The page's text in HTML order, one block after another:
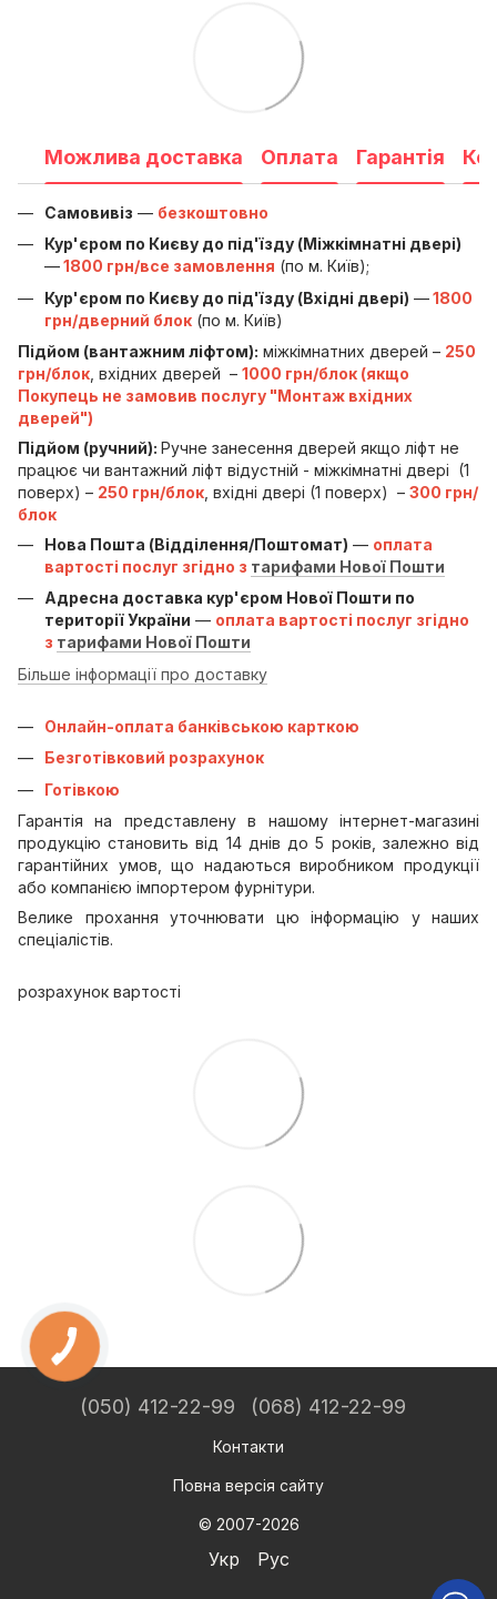
Можлива доставка Оплата Гарантія
Самовивіз — безкоштовно
Кур'єром по Києву до під'їзду (Міжкімнатні двері)
—1800 грн/все замовлення (по м. Київ);
Кур'єром по Києву до під'їзду (Вхідні двері) —1800
грн/дверний блок (по м. Київ)
Підйом (вантажним ліфтом): міжкімнатних дверей – 250
грн/блок , вхідних дверей – 1000 грн/блок (якщо
Покупець не замовив послугу "Монтаж вхідних
дверей")
Підйом (ручний): Ручне занесення дверей якщо ліфт не
працює чи вантажний ліфт відустній - міжкімнатні двері (1
поверх) – 250 грн/блок , вхідні двері (1 поверх) – 300 грн/
блок
Нова Пошта (Відділення/Поштомат) — оплата
вартості послуг згідно з тарифами Нової Пошти
Адресна доставка кур'єром Нової Пошти по
території України — оплата вартості послуг згідно
з тарифами Нової Пошти
Більше інформації про доставку
Онлайн-оплата банківською карткою
Безготівковий розрахунок
Готівкою
Гарантія на представлену в нашому інтернет-магазині
продукцію становить від 14 днів до 5 років, залежно від
гарантійних умов, що надаються виробником продукції
або компанією імпортером фурнітури.
Велике прохання уточнювати цю інформацію у наших
спеціалістів.
розрахунок вартості
(050) 412-22-99 (068) 412-22-99
Контакти
Повна версія сайту
© 2007-2026
Укр Рус